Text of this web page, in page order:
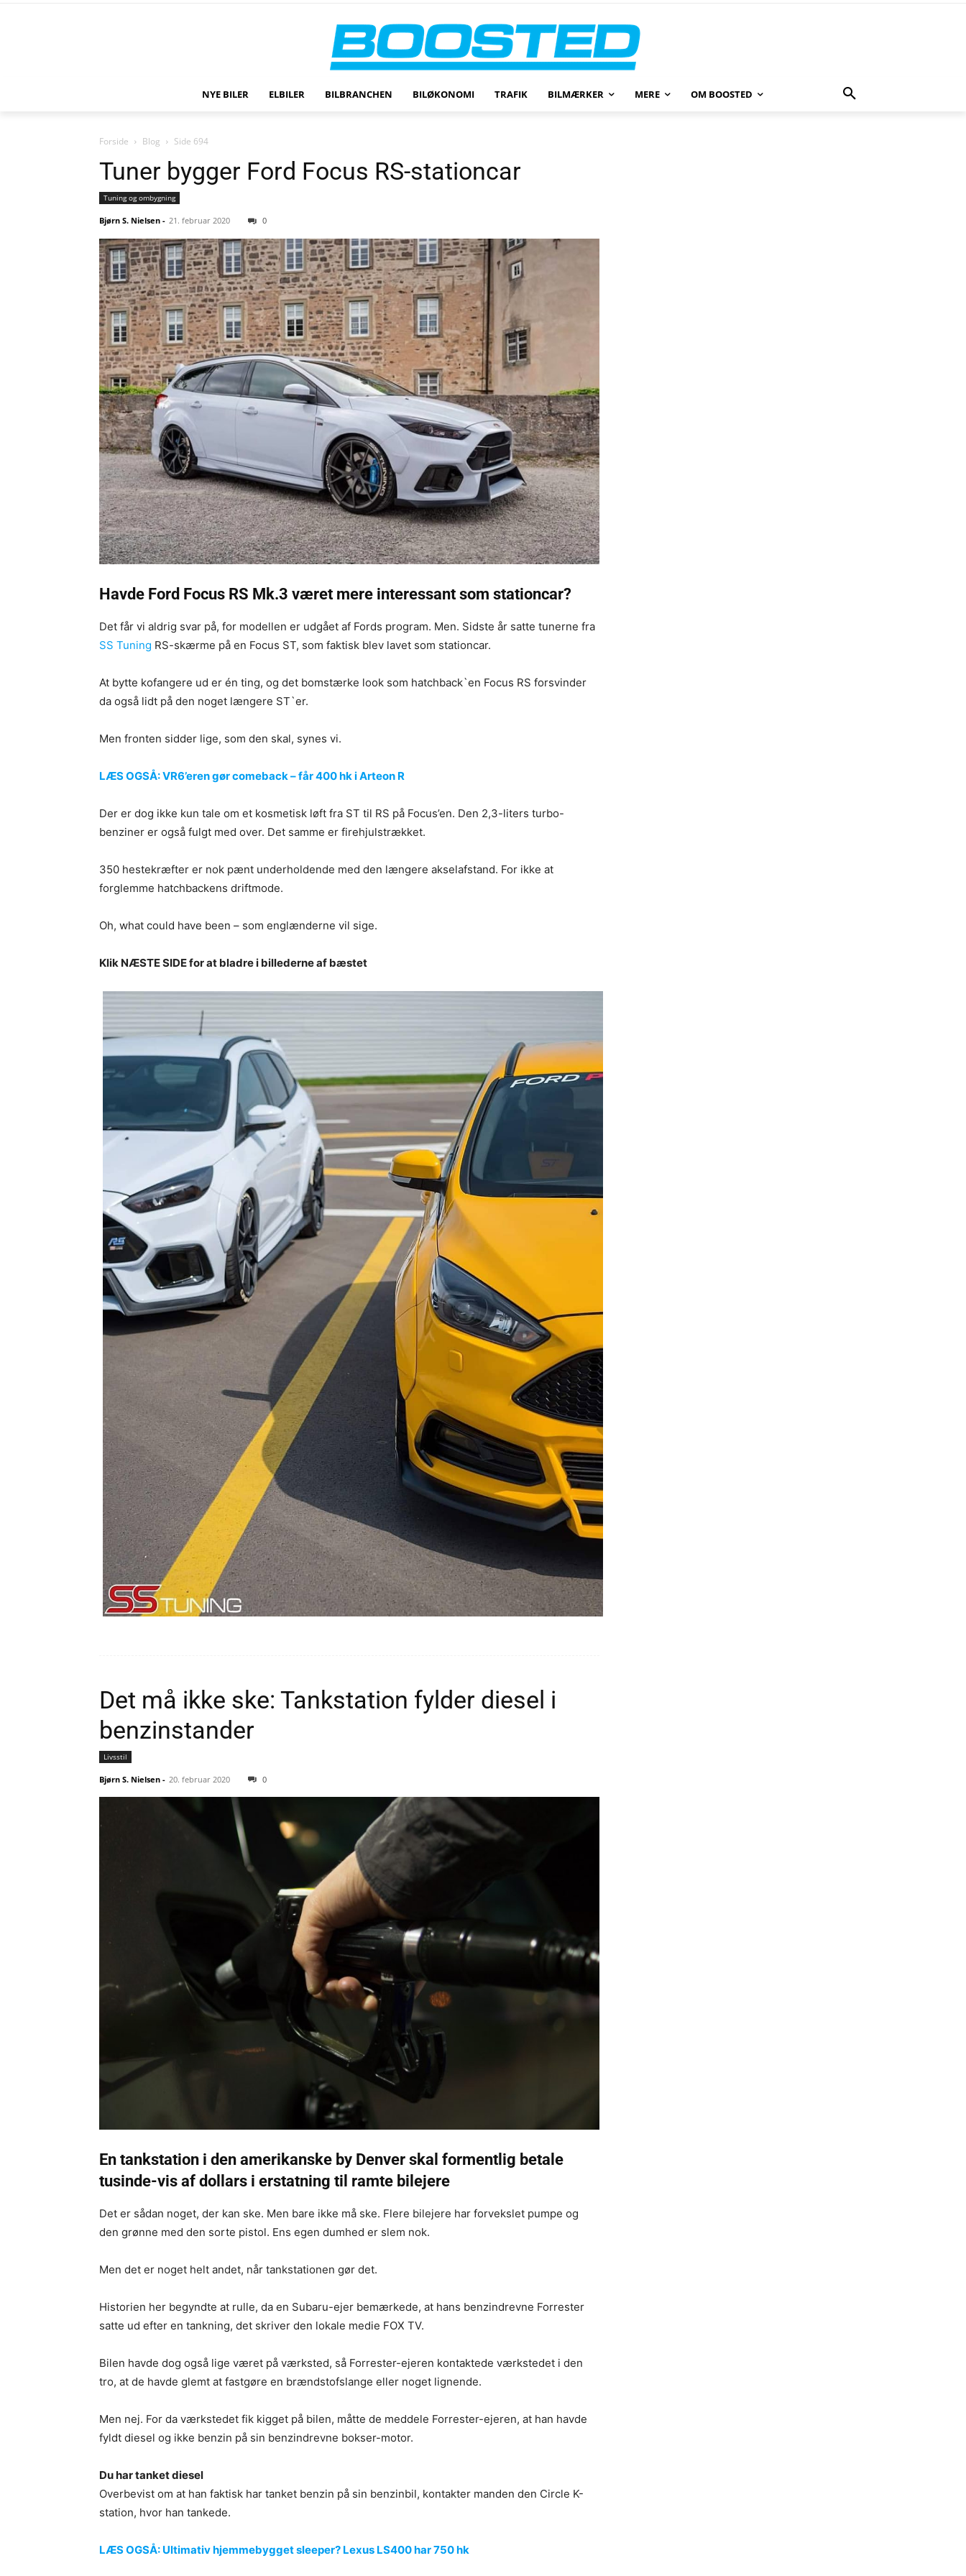
NYE BILER ELBILER BILBRANCHEN BILØKONOMI TRAFIK BILMÆRKER MERE OM BOOSTED
Forside Blog Side 694
Tuner bygger Ford Focus RS-stationcar
Tuning og ombygning
Bjørn S. Nielsen - 21. februar 2020 0
Havde Ford Focus RS Mk.3 været mere interessant som stationcar?
Det får vi aldrig svar på, for modellen er udgået af Fords program. Men. Sidste år satte tunerne fra
SS Tuning RS-skærme på en Focus ST, som faktisk blev lavet som stationcar.
At bytte kofangere ud er én ting, og det bomstærke look som hatchback`en Focus RS forsvinder
da også lidt på den noget længere ST`er.
Men fronten sidder lige, som den skal, synes vi.
LÆS OGSÅ: VR6’eren gør comeback – får 400 hk i Arteon R
Der er dog ikke kun tale om et kosmetisk løft fra ST til RS på Focus’en. Den 2,3-liters turbo-
benziner er også fulgt med over. Det samme er firehjulstrækket.
350 hestekræfter er nok pænt underholdende med den længere akselafstand. For ikke at
forglemme hatchbackens driftmode.
Oh, what could have been – som englænderne vil sige.
Klik NÆSTE SIDE for at bladre i billederne af bæstet
Det må ikke ske: Tankstation fylder diesel i
benzinstander
Livsstil
Bjørn S. Nielsen - 20. februar 2020 0
En tankstation i den amerikanske by Denver skal formentlig betale
tusinde-vis af dollars i erstatning til ramte bilejere
Det er sådan noget, der kan ske. Men bare ikke må ske. Flere bilejere har forvekslet pumpe og
den grønne med den sorte pistol. Ens egen dumhed er slem nok.
Men det er noget helt andet, når tankstationen gør det.
Historien her begyndte at rulle, da en Subaru-ejer bemærkede, at hans benzindrevne Forrester
satte ud efter en tankning, det skriver den lokale medie FOX TV.
Bilen havde dog også lige været på værksted, så Forrester-ejeren kontaktede værkstedet i den
tro, at de havde glemt at fastgøre en brændstofslange eller noget lignende.
Men nej. For da værkstedet fik kigget på bilen, måtte de meddele Forrester-ejeren, at han havde
fyldt diesel og ikke benzin på sin benzindrevne bokser-motor.
Du har tanket diesel
Overbevist om at han faktisk har tanket benzin på sin benzinbil, kontakter manden den Circle K-
station, hvor han tankede.
LÆS OGSÅ: Ultimativ hjemmebygget sleeper? Lexus LS400 har 750 hk